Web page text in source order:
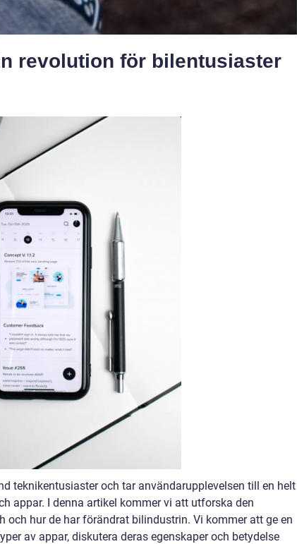
revolution för bilentusiaster
teknikentusiaster och tar användarupplevelsen till en helt
appar. I denna artikel kommer vi att utforska den
och hur de har förändrat bilindustrin. Vi kommer att ge en
av appar, diskutera deras egenskaper och betydelse